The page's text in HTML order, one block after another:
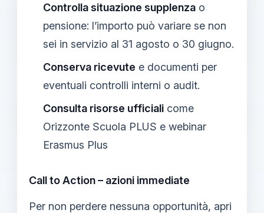
Controlla situazione supplenza o
pensione: l’importo può variare se non
sei in servizio al 31 agosto o 30 giugno.
Conserva ricevute e documenti per
eventuali controlli interni o audit.
Consulta risorse ufficiali come
Orizzonte Scuola PLUS e webinar
Erasmus Plus
Call to Action – azioni immediate
Per non perdere nessuna opportunità, apri